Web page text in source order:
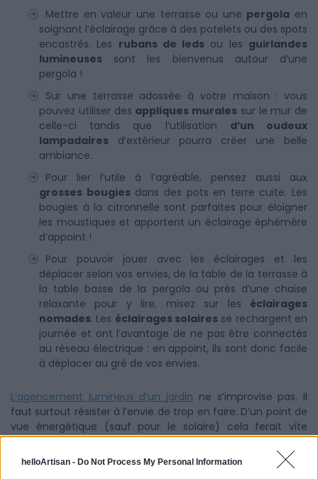
helloArtisan - Do Not Process My Personal Information
Mettre en valeur une terrasse ou une pergola en
soignant l’éclairage grâce à des potelets ou des spots
encastrés. Les rubans de leds ou les guirlandes
lumineuses sont les bienvenus autour d’une
pergola !
Sur une terrasse adossée à votre maison : vous
pouvez utiliser des appliques murales sur le mur de
celle-ci tandis que l’utilisation d’un oudeux
lampadaires d’extérieur pourra créer une belle
ambiance.
Pour lier l’utile à l’agréable, pensez aussi aux
grosses bougies dans des pots en terre cuite. Les
bougies à la citronnelle sont parfaites pour éloigner
les moustiques et apportent un éclairage éphémère
d’appoint !
Pour pouvoir jouer avec les éclairages et les
déplacer selon vos envies, de la table de la terrasse à
la table basse de la pergola ou près d’une chaise
relaxante pour y lire, misez sur les éclairages
nomades. Les éclairages solaires se rechargent en
journée et ont l’avantage de ne pas être connectés
au réseau électrique : en appoint, ils sont donc facile
à déplacer au gré de vos envies.
L’agencement lumineux d’un jardin ne s’improvise pas. Il
faut surtout résister à l’envie de trop en faire. D’un point de
vue énergétique (sauf pour le solaire) cela ferait vite
grimper inutilement votre facture et ne serait de plus pas
très écolo ! Mais aussi, d’un point de vue esthétique, il ne
faut pas être ébloui ou avoir des points de lumière trop vifs